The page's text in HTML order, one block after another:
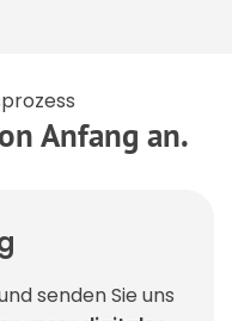
Anfang an.
senden Sie uns